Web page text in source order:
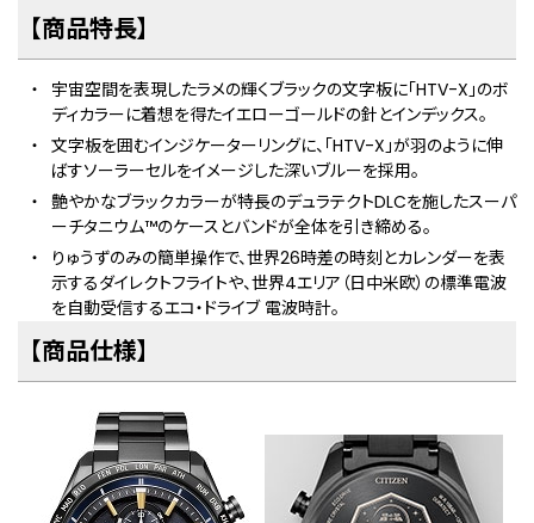
【商品特長】
宇宙空間を表現したラメの輝くブラックの文字板に「HTV-X」のボ
ディカラーに着想を得たイエローゴールドの針とインデックス。
文字板を囲むインジケーターリングに、「HTV-X」が羽のように伸
ばすソーラーセルをイメージした深いブルーを採用。
艶やかなブラックカラーが特長のデュラテクトDLCを施したスーパ
ーチタニウム™のケースとバンドが全体を引き締める。
りゅうずのみの簡単操作で、世界26時差の時刻とカレンダーを表
⽰するダイレクトフライトや、世界4エリア（日中米欧）の標準電波
を自動受信するエコ・ドライブ 電波時計。
【商品仕様】